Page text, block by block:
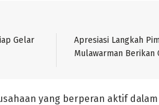
Gelar
Apresiasi Langkah
Mulawarman Berikan
yang berperan aktif